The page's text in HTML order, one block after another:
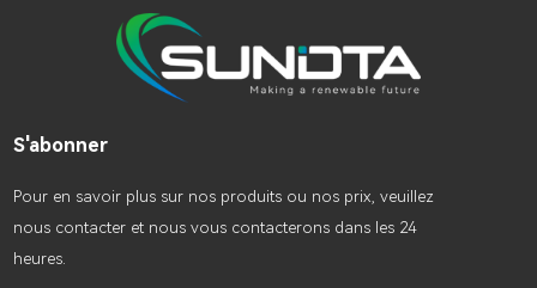
S'abonner
Pour en savoir plus sur nos produits ou nos prix, veuillez
nous contacter et nous vous contacterons dans les 24
heures.